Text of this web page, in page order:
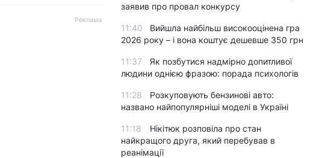
Реклама
заявив про провал конкурсу
11:40
Вийшла найбільш високооцінена гра
2026 року – і вона коштує дешевше 350 грн
11:37
Як позбутися надмірно допитливої
людини однією фразою: порада психологів
11:28
Розкуповують бензинові авто:
названо найпопулярніші моделі в Україні
11:18
Нікітюк розповіла про стан
найкращого друга, який перебував в
реанімації